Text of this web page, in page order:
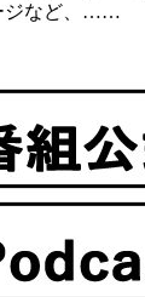
ジなど、……